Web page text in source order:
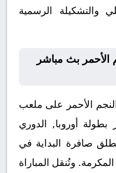
والتشكيلة الرسمية
الأحمر بث مباشر
الأحمر على ملعب
أوروبا, الدوري
يوم 2025-10-23، وتنطلق صافرة البداية في
مكة المكرمة. وتُنقل المباراة